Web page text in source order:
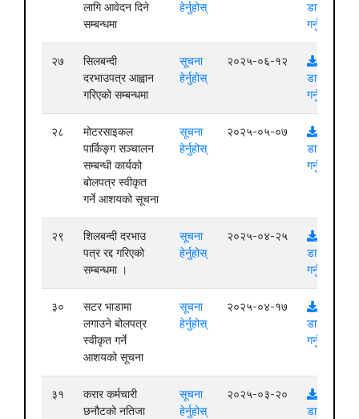
लागि आवेदन दिने
सम्बन्धमा
हेर्नुहोस्
डाउनलोड
गर्नुहोस्
२७
सिलबन्दी
दरभाउपत्र आह्वान
गरिएको सम्बन्धमा
सूचना
हेर्नुहोस्
२०२५-०६-१२
डाउनलोड
गर्नुहोस्
२८
मोटरसाइकल
पार्किङ्ग सञ्चालन
सम्बन्धी कार्यको
बोलपत्र स्वीकृत
गर्ने आशयको सूचना
सूचना
हेर्नुहोस्
२०२५-०५-०७
डाउनलोड
गर्नुहोस्
२९
शिलबन्दी दरभाउ
पत्र रद्द गरिएको
सम्बन्धमा ।
सूचना
हेर्नुहोस्
२०२५-०४-२५
डाउनलोड
गर्नुहोस्
३०
सटर भाडामा
लगाउने बोलपत्र
स्वीकृत गर्ने
आशयको सूचना
सूचना
हेर्नुहोस्
२०२५-०४-१७
डाउनलोड
गर्नुहोस्
३१
करार कर्मचारी
छनौटको नतिजा
सूचना
हेर्नुहोस्
२०२५-०३-२०
डाउनलोड